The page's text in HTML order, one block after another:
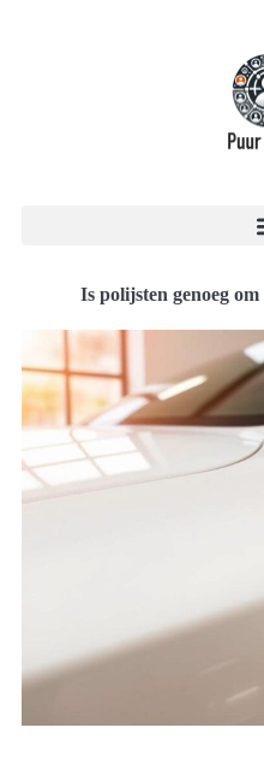
Is polijsten genoeg